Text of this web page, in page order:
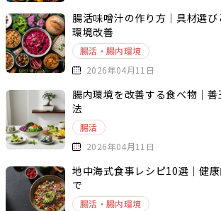
腸活味噌汁の作り方｜具材選
環境改善
腸活・腸内環境
2026年04月11日
腸内環境を改善する食べ物｜
法
腸活
2026年04月11日
地中海式食事レシピ10選｜健
で
腸活・腸内環境